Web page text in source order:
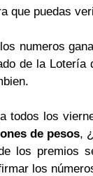
que puedas
numeros
de la
todos los
de pesos,
los premios
los